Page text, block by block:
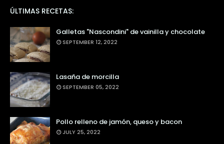
ÚLTIMAS RECETAS:
Galletas "Nascondini" de vainilla y chocolate
SEPTEMBER 12, 2022
Lasaña de morcilla
SEPTEMBER 05, 2022
Pollo relleno de jamón, queso y bacon
JULY 25, 2022